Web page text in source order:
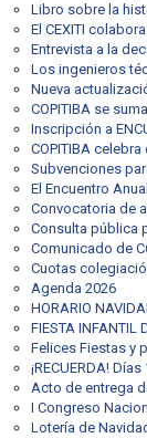
Libro sobre la
El CEXITI
Entrevista a la
Los ingenieros
Nueva
COPITIBA se
Inscripción a
COPITIBA
Subvenciones
El Encuentro
Convocatoria de
Consulta pública
Comunicado de
Cuotas
Agenda 2026
HORARIO
FIESTA INFANTIL
Felices Fiestas y
¡RECUERDA!
Acto de entrega
I Congreso
Lotería de